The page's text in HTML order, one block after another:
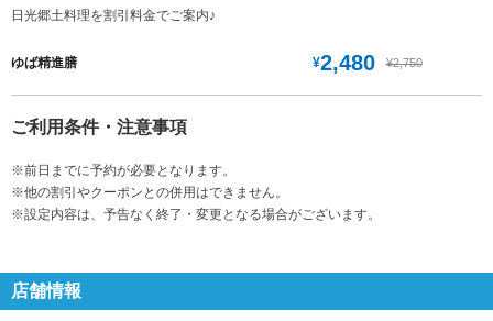
日光郷土料理を割引料金でご案内♪
ゆば精進膳 ¥2,480 ¥2,750
ご利用条件・注意事項
※前日までに予約が必要となります。
※他の割引やクーポンとの併用はできません。
※設定内容は、予告なく終了・変更となる場合がございます。
店舗情報